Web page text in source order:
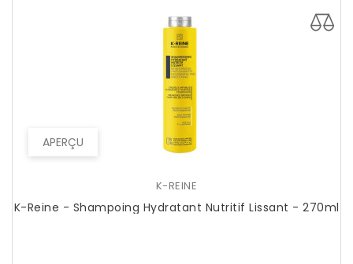
APERÇU
K-REINE
K-Reine - Shampoing Hydratant Nutritif Lissant - 270ml